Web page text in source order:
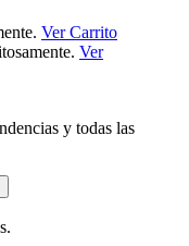
Ver Carrito
Ver
y todas las